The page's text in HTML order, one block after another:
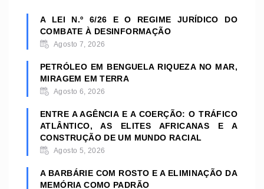
A LEI N.º 6/26 E O REGIME JURÍDICO DO
COMBATE À DESINFORMAÇÃO
Agosto 7, 2026
PETRÓLEO EM BENGUELA RIQUEZA NO MAR,
MIRAGEM EM TERRA
Agosto 6, 2026
ENTRE A AGÊNCIA E A COERÇÃO: O TRÁFICO
ATLÂNTICO, AS ELITES AFRICANAS E A
CONSTRUÇÃO DE UM MUNDO RACIAL
Agosto 5, 2026
A BARBÁRIE COM ROSTO E A ELIMINAÇÃO DA
MEMÓRIA COMO PADRÃO